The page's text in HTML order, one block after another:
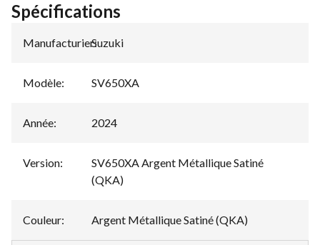
Spécifications
Manufacturier:
Suzuki
Modèle: SV650XA
Année: 2024
Version:
SV650XA Argent Métallique Satiné
(QKA)
Couleur: Argent Métallique Satiné (QKA)